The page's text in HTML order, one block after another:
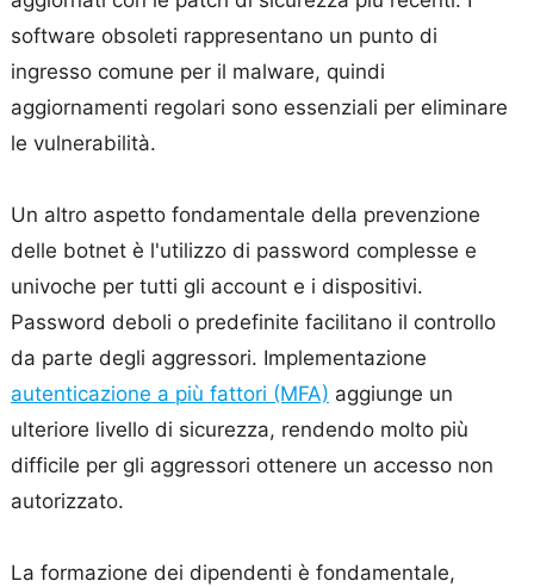
software obsoleti rappresentano un punto di
ingresso comune per il malware, quindi
aggiornamenti regolari sono essenziali per eliminare
le vulnerabilità.
Un altro aspetto fondamentale della prevenzione
delle botnet è l'utilizzo di password complesse e
univoche per tutti gli account e i dispositivi.
Password deboli o predefinite facilitano il controllo
da parte degli aggressori. Implementazione
autenticazione a più fattori (MFA) aggiunge un
ulteriore livello di sicurezza, rendendo molto più
difficile per gli aggressori ottenere un accesso non
autorizzato.
La formazione dei dipendenti è fondamentale,